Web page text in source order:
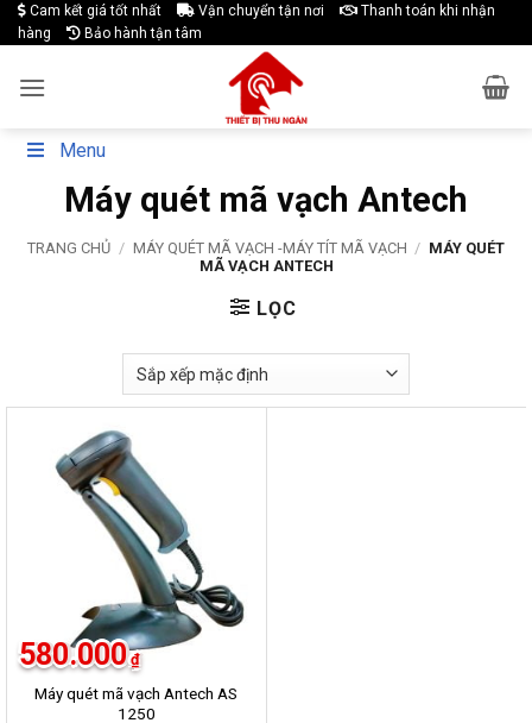
Skip
to
Cam kết giá tốt nhất Vận chuyển tận nơi
Thanh toán khi nhận
hàng
Bảo hành tận tâm
Menu
Máy quét mã vạch Antech
TRANG CHỦ / MÁY QUÉT MÃ VẠCH -MÁY TÍT MÃ VẠCH / MÁY QUÉT
MÃ VẠCH ANTECH
LỌC
Máy quét mã vạch Antech AS
1250
580.000 ₫